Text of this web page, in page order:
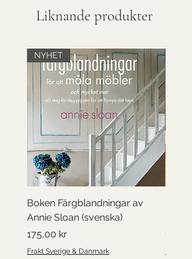
Liknande produkter
NYHET
Boken Färgblandningar av
Annie Sloan (svenska)
Pris
175,00 kr
Frakt Sverige & Danmark
Pris
1